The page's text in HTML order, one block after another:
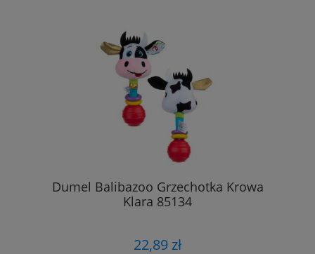
Dumel Balibazoo Grzechotka Krowa
Klara 85134
22,89 zł